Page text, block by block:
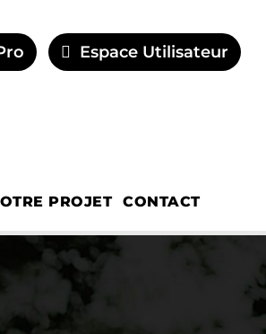
Espace Utilisateur
PROJET CONTACT